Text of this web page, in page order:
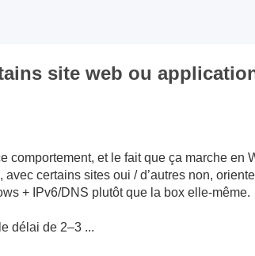
site web ou
comportement, et le fait que ça marche en
avec certains sites oui / d’autres non,
+ IPv6/DNS plutôt que la box elle-même.
délai de 2–3 ...